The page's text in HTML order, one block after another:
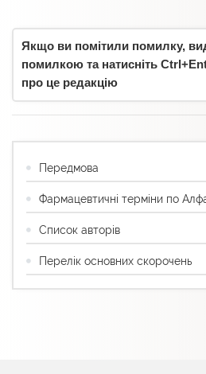
Якщо ви помітили помилку,
помилкою та натисніть
про це редакцію
Передмова
Фармацевтичні терміни по
Список авторів
Перелік основних скорочень